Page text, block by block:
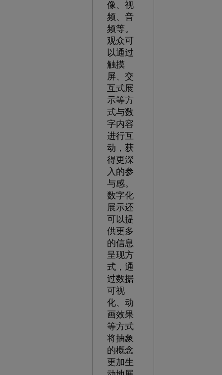
像、视
频、音
频等。
观众可
以通过
触摸
屏、交
互式展
示等方
式与数
字内容
进行互
动，获
得更深
入的参
与感。
数字化
展示还
可以提
供更多
的信息
呈现方
式，通
过数据
可视
化、动
画效果
等方式
将抽象
的概念
更加生